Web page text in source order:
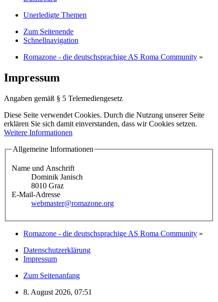
Unerledigte Themen
Zum Seitenende
Schnellnavigation
Romazone - die deutschsprachige AS Roma Community »
Impressum
Angaben gemäß § 5 Telemediengesetz
Diese Seite verwendet Cookies. Durch die Nutzung unserer Seite
erklären Sie sich damit einverstanden, dass wir Cookies setzen.
Weitere Informationen
Allgemeine Informationen
Name und Anschrift
Dominik Janisch
8010 Graz
E-Mail-Adresse
webmaster@romazone.org
Romazone - die deutschsprachige AS Roma Community »
Datenschutzerklärung
Impressum
Zum Seitenanfang
8. August 2026, 07:51